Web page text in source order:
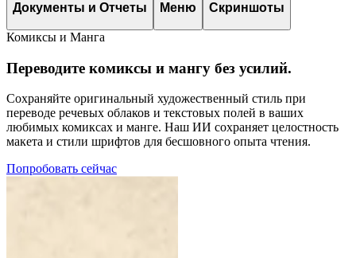
Документы и Отчеты Меню Скриншоты
Комиксы и Манга
Переводите комиксы и мангу без усилий.
Сохраняйте оригинальный художественный стиль при
переводе речевых облаков и текстовых полей в ваших
любимых комиксах и манге. Наш ИИ сохраняет целостность
макета и стили шрифтов для бесшовного опыта чтения.
Попробовать сейчас